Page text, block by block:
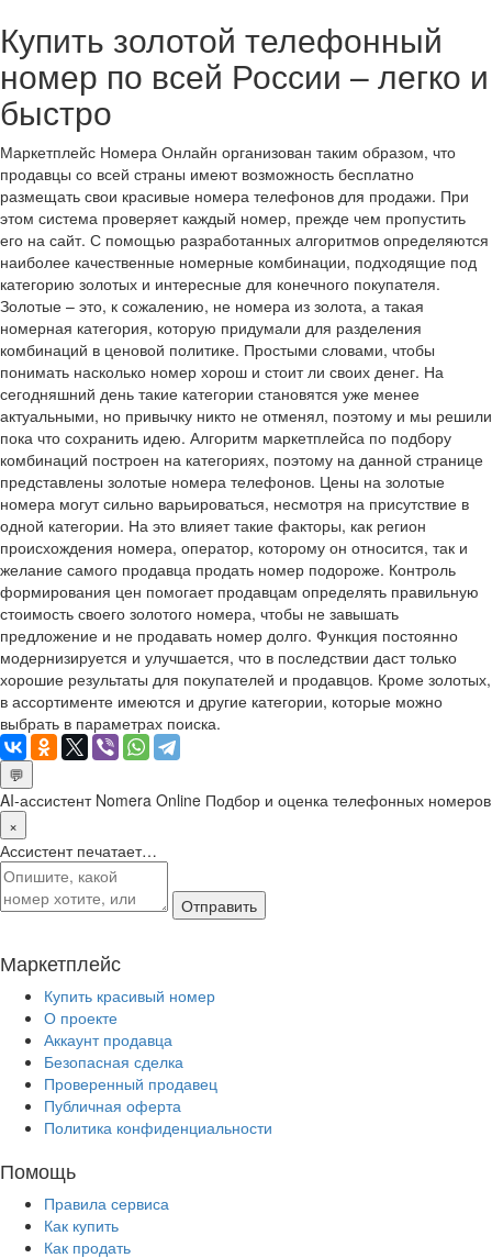
Купить золотой телефонный
номер по всей России – легко и
быстро
Маркетплейс Номера Онлайн организован таким образом, что
продавцы со всей страны имеют возможность бесплатно
размещать свои красивые номера телефонов для продажи. При
этом система проверяет каждый номер, прежде чем пропустить
его на сайт. С помощью разработанных алгоритмов определяются
наиболее качественные номерные комбинации, подходящие под
категорию золотых и интересные для конечного покупателя.
Золотые – это, к сожалению, не номера из золота, а такая
номерная категория, которую придумали для разделения
комбинаций в ценовой политике. Простыми словами, чтобы
понимать насколько номер хорош и стоит ли своих денег. На
сегодняшний день такие категории становятся уже менее
актуальными, но привычку никто не отменял, поэтому и мы решили
пока что сохранить идею. Алгоритм маркетплейса по подбору
комбинаций построен на категориях, поэтому на данной странице
представлены золотые номера телефонов. Цены на золотые
номера могут сильно варьироваться, несмотря на присутствие в
одной категории. На это влияет такие факторы, как регион
происхождения номера, оператор, которому он относится, так и
желание самого продавца продать номер подороже. Контроль
формирования цен помогает продавцам определять правильную
стоимость своего золотого номера, чтобы не завышать
предложение и не продавать номер долго. Функция постоянно
модернизируется и улучшается, что в последствии даст только
хорошие результаты для покупателей и продавцов. Кроме золотых,
в ассортименте имеются и другие категории, которые можно
выбрать в параметрах поиска.
💬
AI-ассистент Nomera Online Подбор и оценка телефонных номеров
×
Ассистент печатает…
Отправить
Маркетплейс
Купить красивый номер
О проекте
Аккаунт продавца
Безопасная сделка
Проверенный продавец
Публичная оферта
Политика конфиденциальности
Помощь
Правила сервиса
Как купить
Как продать